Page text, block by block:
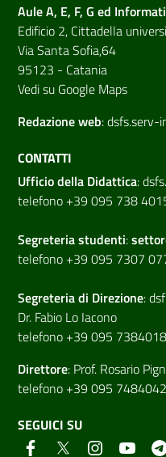
Aule A, E, F, G ed
Edificio 2, Cittadella
Via Santa Sofia,64
95123 - Catania
Vedi su Google Maps
Redazione web:dsfs.serv-
CONTATTI
Ufficio della Didattica:
telefono +39 095 738
Segreteria studenti:
telefono +39 095 7307
Segreteria di Direzione:
Dr. Fabio Lo Iacono
telefono +39 095 7384018
Direttore: Prof. Rosario
telefono +39 095 7484042
SEGUICI SU